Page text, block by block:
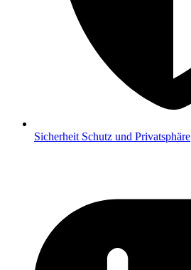
Sicherheit Schutz und Privatsphäre